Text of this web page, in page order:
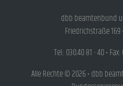
dbb beamtenbund
Friedrichstraße 169
Tel.: 030.40 81 - 40 •
Alle Rechte © 2026 • dbb